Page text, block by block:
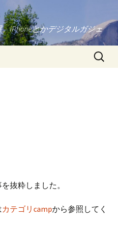
iPhoneとかデジタルガジェ
検
索:
抜粋しました。
カテゴリcampから参照してく